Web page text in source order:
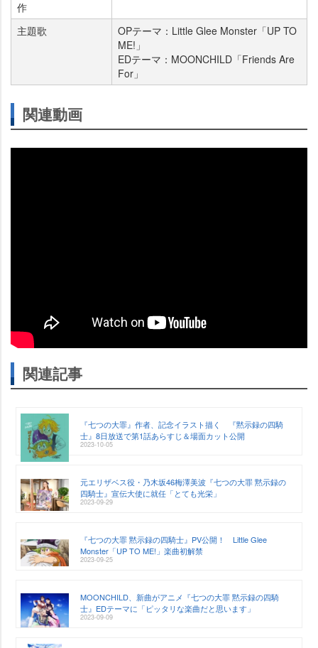
作
主題歌
OPテーマ：Little Glee Monster「UP TO
ME!」
EDテーマ：MOONCHILD「Friends Are
For」
関連動画
関連記事
『七つの大罪』作者、記念イラスト描く 『黙示録の四騎
士』8日放送で第1話あらすじ＆場面カット公開
2023-10-05
元エリザベス役・乃木坂46梅澤美波『七つの大罪 黙示録の
四騎士』宣伝大使に就任「とても光栄」
2023-09-29
『七つの大罪 黙示録の四騎士』PV公開！ Little Glee
Monster「UP TO ME!」楽曲初解禁
2023-09-25
MOONCHILD、新曲がアニメ『七つの大罪 黙示録の四騎
士』EDテーマに「ピッタリな楽曲だと思います」
2023-09-09